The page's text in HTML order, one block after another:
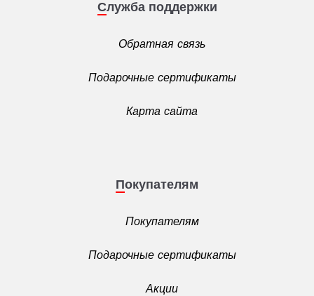
Служба поддержки
Обратная связь
Подарочные сертификаты
Карта сайта
Покупателям
Покупателям
Подарочные сертификаты
Акции